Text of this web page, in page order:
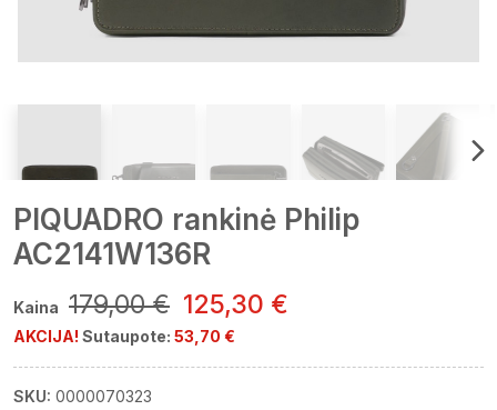
PIQUADRO rankinė Philip
AC2141W136R
Kaina 179,00 € 125,30 €
AKCIJA! Sutaupote: 53,70 €
SKU: 0000070323